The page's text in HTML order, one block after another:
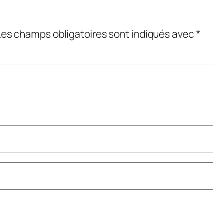
champs obligatoires sont indiqués avec*